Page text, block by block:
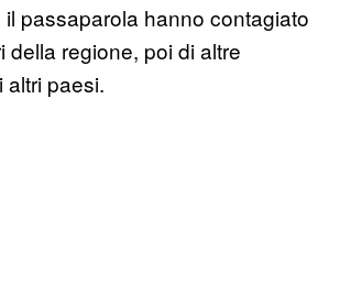
passaparola hanno contagiato
della regione, poi di altre
altri paesi.